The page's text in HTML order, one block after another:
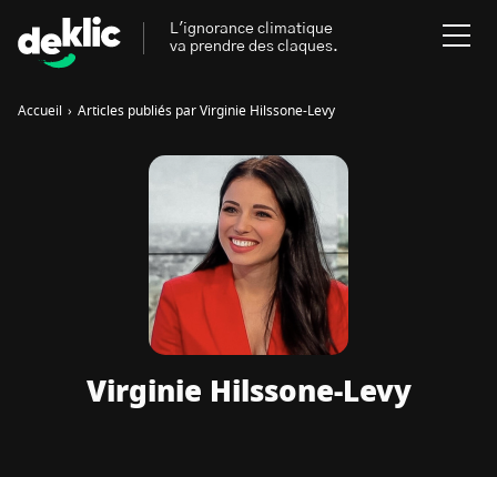
Virginie Hilssone-Levy
Accueil › Articles publiés par Virginie Hilssone-Levy
L'ignorance climatique
va prendre des claques.
Aides, bons plans & cie
Énergies renouvelables
Rechercher
Les mots clés les plus
recherchés sur Deklic
Transition Écologique deklic kids